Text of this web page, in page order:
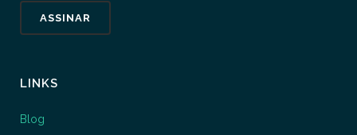
LINKS
Blog